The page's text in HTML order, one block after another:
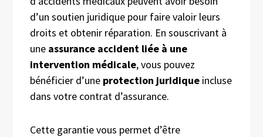
d’un soutien juridique pour faire valoir leurs
droits et obtenir réparation. En souscrivant à
une assurance accident liée à une
intervention médicale, vous pouvez
bénéficier d’une protection juridique incluse
dans votre contrat d’assurance.
Cette garantie vous permet d’être